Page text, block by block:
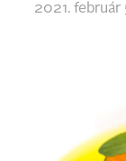
2021. február